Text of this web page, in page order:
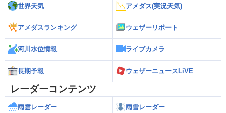
世界天気 アメダス(実況天気)
アメダスランキング ウェザーリポート
河川水位情報 ライブカメラ
長期予報 ウェザーニュースLiVE
レーダーコンテンツ
雨雲レーダー 雨雪レーダー